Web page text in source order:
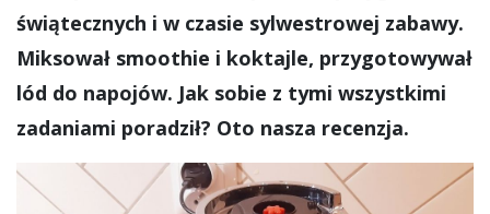
świątecznych i w czasie sylwestrowej zabawy.
Miksował smoothie i koktajle, przygotowywał
lód do napojów. Jak sobie z tymi wszystkimi
zadaniami poradził? Oto nasza recenzja.